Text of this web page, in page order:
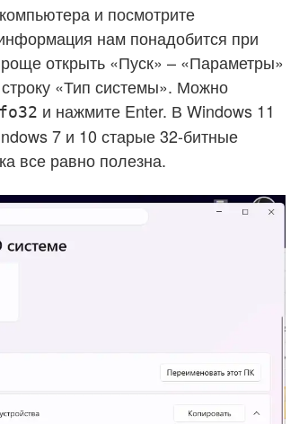
и посмотрите
нам понадобится при
открыть «Пуск» – «Параметры»
«Тип системы». Можно
и нажмите Enter. В Windows 11
7 и 10 старые 32-битные
все равно полезна.